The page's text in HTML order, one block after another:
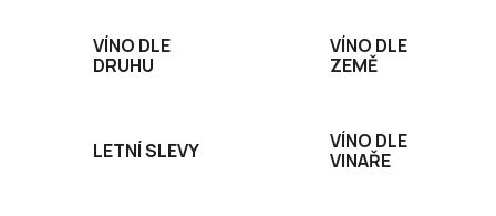
VÍNO DLE
DRUHU
VÍNO DLE
ZEMĚ
LETNÍ SLEVY
VÍNO DLE
VINAŘE